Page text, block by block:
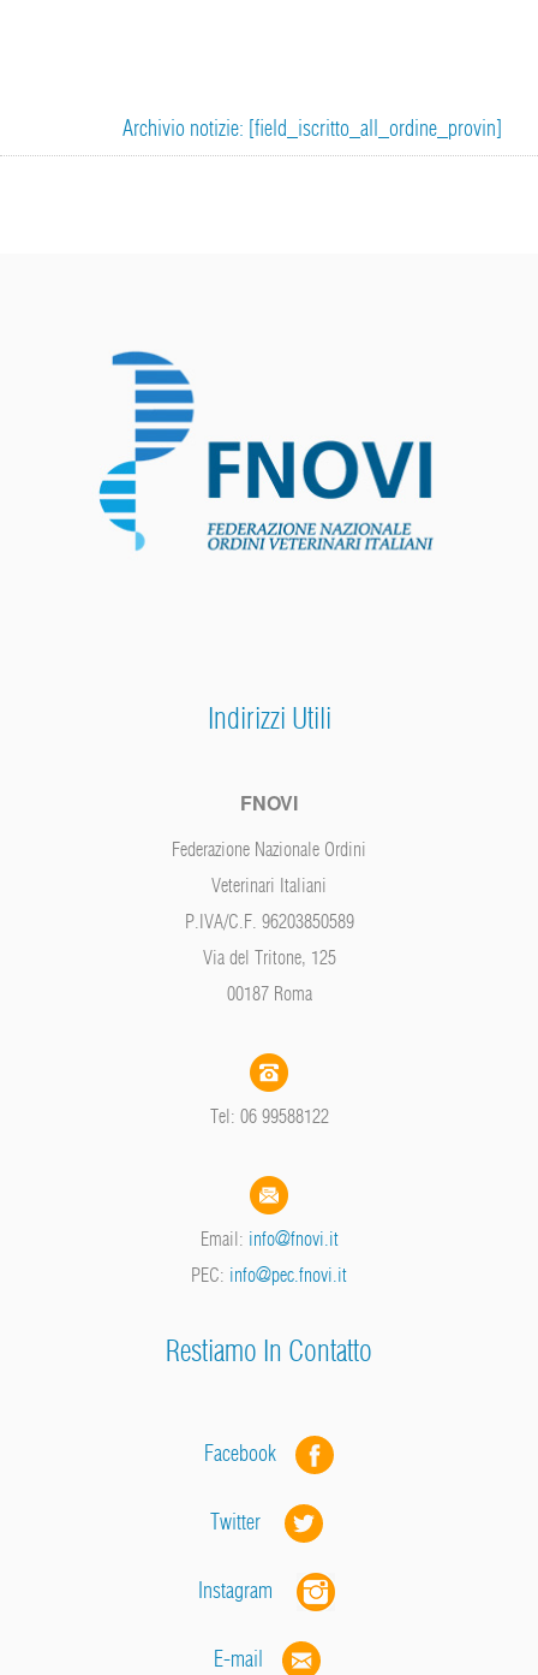
Archivio notizie: [field_iscritto_all_ordine_provin]
Indirizzi Utili
FNOVI
Federazione Nazionale Ordini
Veterinari Italiani
P.IVA/C.F. 96203850589
Via del Tritone, 125
00187 Roma
Tel: 06 99588122
Email: info@fnovi.it
PEC: info@pec.fnovi.it
Restiamo In Contatto
Facebook
Twitter
Instagram
E-mail